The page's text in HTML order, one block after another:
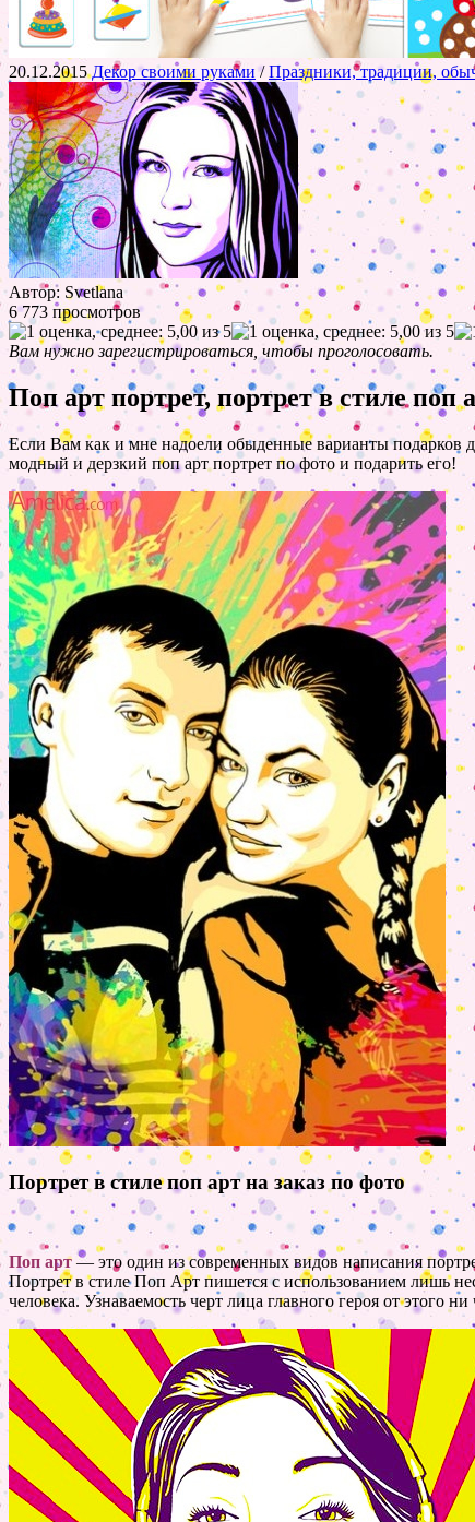
20.12.2015Декор своими руками /Праздники, традиции,
Автор: Svetlana
6 773 просмотров
Вам нужно зарегистрироваться, чтобы проголосовать.
Поп арт портрет, портрет в стиле поп
Если Вам как и мне надоели обыденные варианты подарков
модный и дерзкий поп арт портрет по фото и подарить его!
Портрет в стиле поп арт на заказ по фото
Поп арт — это один из современных видов написания
Портрет в стиле Поп Арт пишется с использованием лишь
человека. Узнаваемость черт лица главного героя от этого